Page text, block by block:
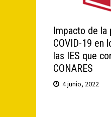
Impacto de la
COVID-19 en
las IES que
CONARES
4 junio, 2022